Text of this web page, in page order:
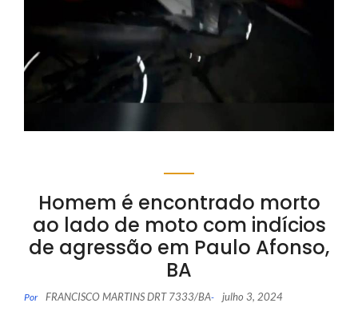
Homem é encontrado morto
ao lado de moto com indícios
de agressão em Paulo Afonso,
BA
Por FRANCISCO MARTINS DRT 7333/BA- julho 3, 2024